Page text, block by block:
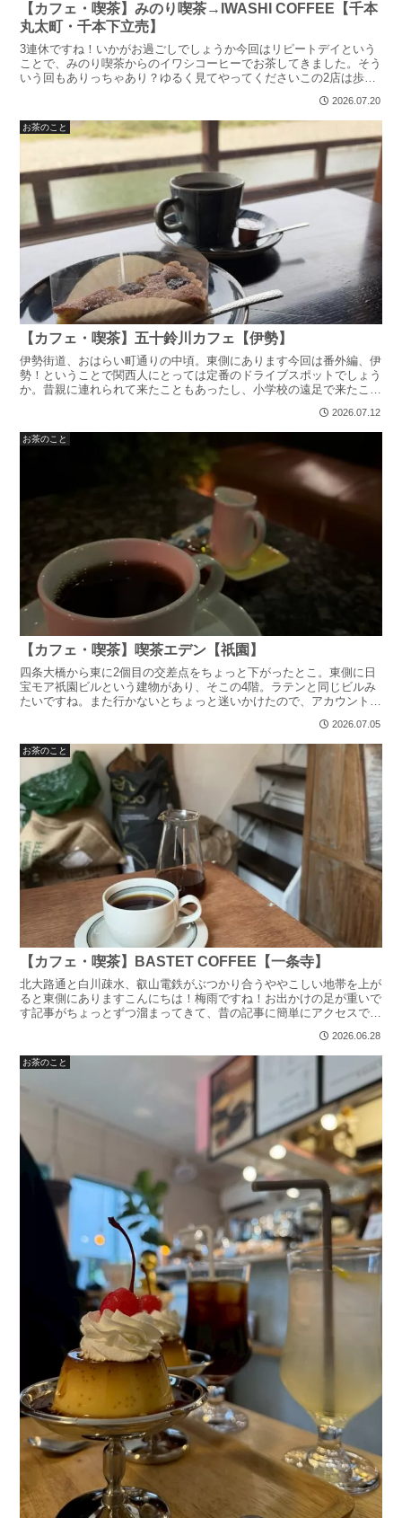
【カフェ・喫茶】みのり喫茶→IWASHI COFFEE【千本
丸太町・千本下立売】
3連休ですね！いかがお過ごしでしょうか今回はリピートデイという
ことで、みのり喫茶からのイワシコーヒーでお茶してきました。そう
いう回もありっちゃあり？ゆるく見てやってくださいこの2店は歩い
2026.07.20
お茶のこと
【カフェ・喫茶】五十鈴川カフェ【伊勢】
伊勢街道、おはらい町通りの中頃。東側にあります今回は番外編、伊
勢！ということで関西人にとっては定番のドライブスポットでしょう
か。昔親に連れられて来たこともあったし、小学校の遠足で来たこと
2026.07.12
お茶のこと
【カフェ・喫茶】喫茶エデン【祇園】
四条大橋から東に2個目の交差点をちょっと下がったとこ。東側に日
宝モア祇園ビルという建物があり、そこの4階。ラテンと同じビルみ
たいですね。また行かないとちょっと迷いかけたので、アカウントの
2026.07.05
お茶のこと
【カフェ・喫茶】BASTET COFFEE【一条寺】
北大路通と白川疎水、叡山電鉄がぶつかり合うややこしい地帯を上が
ると東側にありますこんにちは！梅雨ですね！お出かけの足が重いで
す記事がちょっとずつ溜まってきて、昔の記事に簡単にアクセスでき
2026.06.28
お茶のこと